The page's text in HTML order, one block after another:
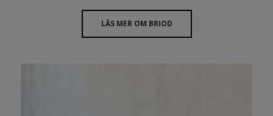
LÄS MER OM BRIOD